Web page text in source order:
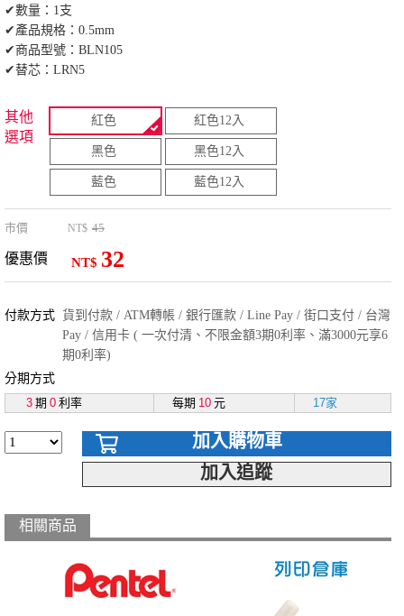
✔數量：1支
✔產品規格：0.5mm
✔商品型號：BLN105
✔替芯：LRN5
其他
選項
紅色 紅色12入
黑色 黑色12入
藍色 藍色12入
市價 NT$ 45
優惠價 NT$ 32
付款方式 貨到付款 / ATM轉帳 / 銀行匯款 / Line Pay / 街口支付 / 台灣
Pay / 信用卡 ( 一次付清、不限金額3期0利率、滿3000元享6
期0利率)
分期方式
3 期 0 利率 每期 10 元 17家
加入購物車
加入追蹤
相關商品